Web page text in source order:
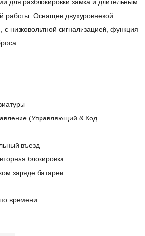
для разблокировки замка и длительным
работы. Оснащен двухуровневой
с низковольтной сигнализацией, функция
(Управляющий & Код
въезд
блокировка
заряде батареи
времени